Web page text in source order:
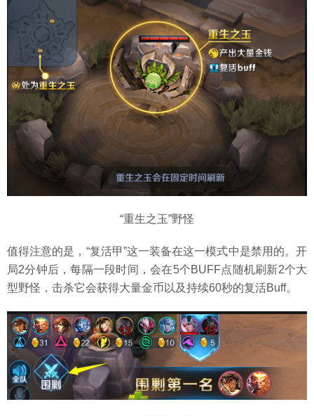
“重生之玉”野怪
值得注意的是，“复活甲”这一装备在这一模式中是禁用的。开
局2分钟后，每隔一段时间，会在5个BUFF点随机刷新2个大
型野怪，击杀它会获得大量金币以及持续60秒的复活Buff。